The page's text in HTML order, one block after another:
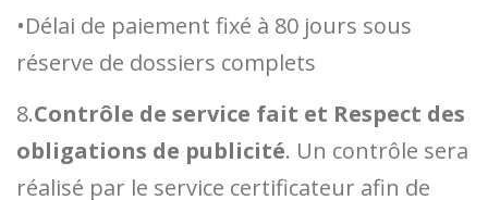
•Délai de paiement fixé à 80 jours sous
réserve de dossiers complets
8.Contrôle de service fait et Respect des
obligations de publicité. Un contrôle sera
réalisé par le service certificateur afin de